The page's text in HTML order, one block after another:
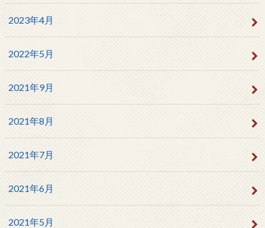
2023年4月
2022年5月
2021年9月
2021年8月
2021年7月
2021年6月
2021年5月